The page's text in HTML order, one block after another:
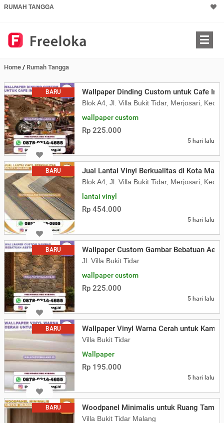
RUMAH TANGGA
Home / Rumah Tangga
BARU Wallpaper Dinding Custom untuk Cafe
Blok A4, Jl. Villa Bukit Tidar, Merjosari, Kec.
wallpaper custom
Rp 225.000
5 hari lalu
BARU Jual Lantai Vinyl Berkualitas di Kota
Blok A4, Jl. Villa Bukit Tidar, Merjosari, Kec.
lantai vinyl
Rp 454.000
5 hari lalu
BARU Wallpaper Custom Gambar Bebatuan
Jl. Villa Bukit Tidar
wallpaper custom
Rp 225.000
5 hari lalu
BARU Wallpaper Vinyl Warna Cerah untuk Kamar
Villa Bukit Tidar
Wallpaper
Rp 195.000
5 hari lalu
BARU Woodpanel Minimalis untuk Ruang Tamu
Villa Bukit Tidar Malang